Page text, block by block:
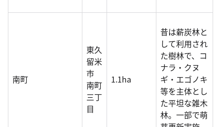
南町
東久
留米
市
南町
三丁
目
1.1ha
昔は薪炭林と
して利用され
た樹林で、コ
ナラ・クヌ
ギ・エゴノキ
等を主体とし
た平坦な雑木
林。一部で萌